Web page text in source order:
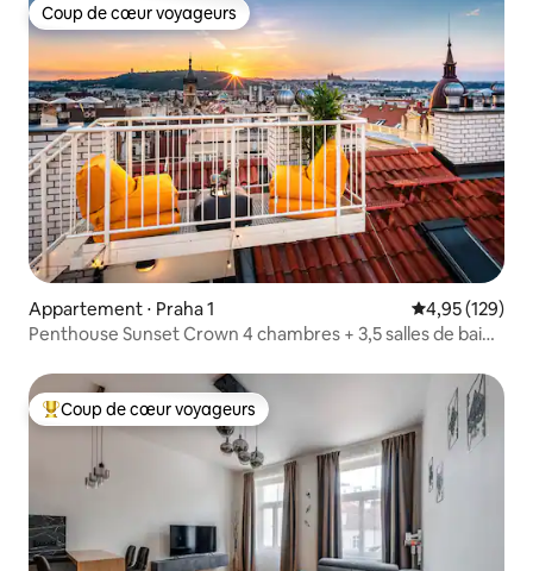
Coup de cœur voyageurs
Coup de cœur voyageurs
Appartement ⋅ Praha 1 Évaluation
4,95 (129)
Penthouse Sunset Crown 4 chambres + 3,5 salles de bain
Coups de cœur voyageurs les plus appréciés
Coup de cœur voyageurs